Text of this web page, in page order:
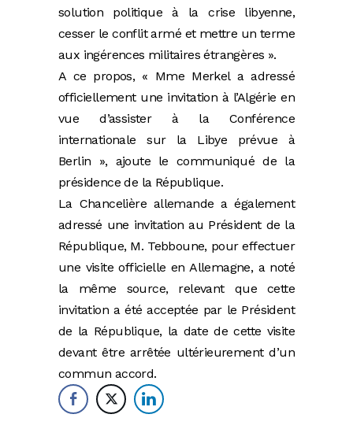
solution politique à la crise libyenne,
cesser le conflit armé et mettre un terme
aux ingérences militaires étrangères ».
A ce propos, « Mme Merkel a adressé
officiellement une invitation à l’Algérie en
vue d’assister à la Conférence
internationale sur la Libye prévue à
Berlin », ajoute le communiqué de la
présidence de la République.
La Chancelière allemande a également
adressé une invitation au Président de la
République, M. Tebboune, pour effectuer
une visite officielle en Allemagne, a noté
la même source, relevant que cette
invitation a été acceptée par le Président
de la République, la date de cette visite
devant être arrêtée ultérieurement d’un
commun accord.